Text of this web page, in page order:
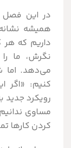
در این
همیشه
داریم که
نگرش، ما را
می‌دهد. اما
کنیم: «اگر
رویکرد جدید
مساوی
کردن کارها